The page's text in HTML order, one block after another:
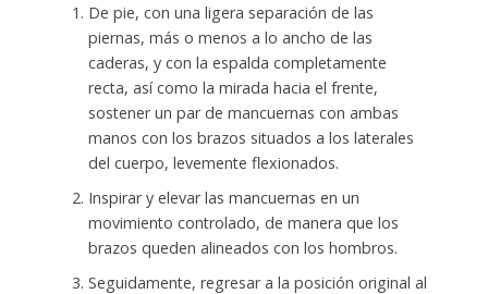
De pie, con una ligera separación de las
piernas, más o menos a lo ancho de las
caderas, y con la espalda completamente
recta, así como la mirada hacia el frente,
sostener un par de mancuernas con ambas
manos con los brazos situados a los laterales
del cuerpo, levemente flexionados.
Inspirar y elevar las mancuernas en un
movimiento controlado, de manera que los
brazos queden alineados con los hombros.
Seguidamente, regresar a la posición original al